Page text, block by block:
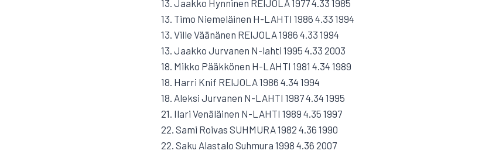
13. Jaakko Hynninen REIJOLA 1977 4.33 1985
13. Timo Niemeläinen H-LAHTI 1986 4.33 1994
13. Ville Väänänen REIJOLA 1986 4.33 1994
13. Jaakko Jurvanen N-lahti 1995 4.33 2003
18. Mikko Pääkkönen H-LAHTI 1981 4.34 1989
18. Harri Knif REIJOLA 1986 4.34 1994
18. Aleksi Jurvanen N-LAHTI 1987 4.34 1995
21. Ilari Venäläinen N-LAHTI 1989 4.35 1997
22. Sami Roivas SUHMURA 1982 4.36 1990
22. Saku Alastalo Suhmura 1998 4.36 2007